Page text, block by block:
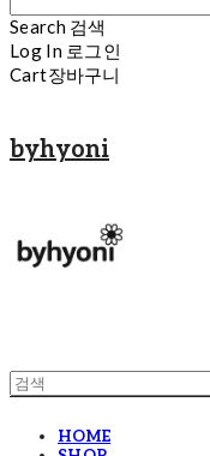
Search 검색
Log In 로그인
Cart장바구니
byhyoni
HOME